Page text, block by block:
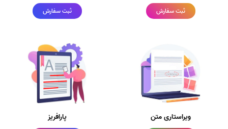
ثبت سفارش ثبت سفارش
ویراستاری متن پارافریز